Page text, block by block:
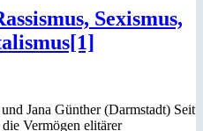
Sexismus,
Jana Günther (Darmstadt) Seit
Vermögen elitärer